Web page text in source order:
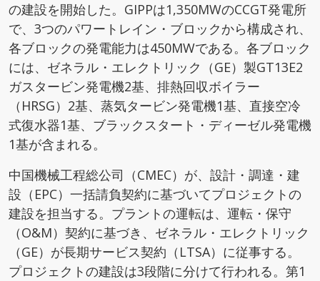
の建設を開始した。GIPPは1,350MWのCCGT発電所
で、3つのパワートレイン・ブロックから構成され、
各ブロックの発電能力は450MWである。各ブロック
には、ゼネラル・エレクトリック（GE）製GT13E2
ガスタービン発電機2基、排熱回収ボイラー
（HRSG）2基、蒸気タービン発電機1基、直接空冷
式復水器1基、ブラックスタート・ディーゼル発電機
1基が含まれる。
中国機械工程総公司（CMEC）が、設計・調達・建
設（EPC）一括請負契約に基づいてプロジェクトの
建設を担当する。プラントの運転は、運転・保守
（O&M）契約に基づき、ゼネラル・エレクトリック
（GE）が長期サービス契約（LTSA）に従事する。
プロジェクトの建設は3段階に分けて行われる。第1